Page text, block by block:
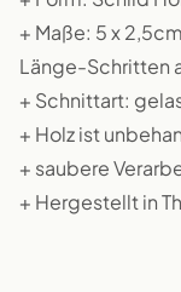
+ Maße: 5 x
Länge-Schritten
+ Schnittart:
+ Holz ist
+ saubere
+ Hergestellt in